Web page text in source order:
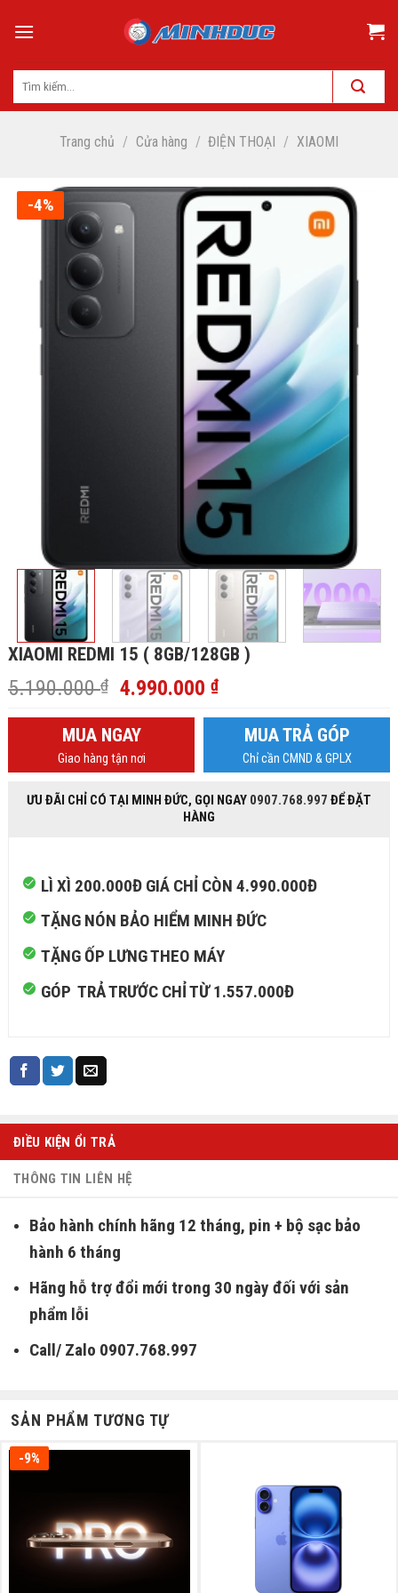
Trang chủ / Cửa hàng / ĐIỆN THOẠI / XIAOMI
-4%
XIAOMI REDMI 15 ( 8GB/128GB )
5.190.000₫
Giá
là:
5.190.000 ₫.
4.990.000₫Giá
4.990.000 ₫.
MUA NGAY
Giao hàng tận nơi
MUA TRẢ GÓP
Chỉ cần CMND & GPLX
ƯU ĐÃI CHỈ CÓ TẠI MINH ĐỨC, GỌI NGAY 0907.768.997 ĐỂ ĐẶT
HÀNG
LÌ XÌ 200.000Đ GIÁ CHỈ CÒN 4.990.000Đ
TẶNG NÓN BẢO HIỂM MINH ĐỨC
TẶNG ỐP LƯNG THEO MÁY
GÓP TRẢ TRƯỚC CHỈ TỪ 1.557.000Đ
ĐIỀU KIỆN ỔI TRẢ
THÔNG TIN LIÊN HỆ
Bảo hành chính hãng 12 tháng, pin + bộ sạc bảo
hành 6 tháng
Hãng hỗ trợ đổi mới trong 30 ngày đối với sản
phẩm lỗi
Call/ Zalo 0907.768.997
SẢN PHẨM TƯƠNG TỰ
-9%